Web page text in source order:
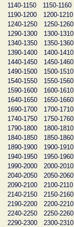
1140-1150
1150-1160
1190-1200
1200-1210
1240-1250
1250-1260
1290-1300
1300-1310
1340-1350
1350-1360
1390-1400
1400-1410
1440-1450
1450-1460
1490-1500
1500-1510
1540-1550
1550-1560
1590-1600
1600-1610
1640-1650
1650-1660
1690-1700
1700-1710
1740-1750
1750-1760
1790-1800
1800-1810
1840-1850
1850-1860
1890-1900
1900-1910
1940-1950
1950-1960
1990-2000
2000-2010
2040-2050
2050-2060
2090-2100
2100-2110
2140-2150
2150-2160
2190-2200
2200-2210
2240-2250
2250-2260
2290-2300
2300-2310